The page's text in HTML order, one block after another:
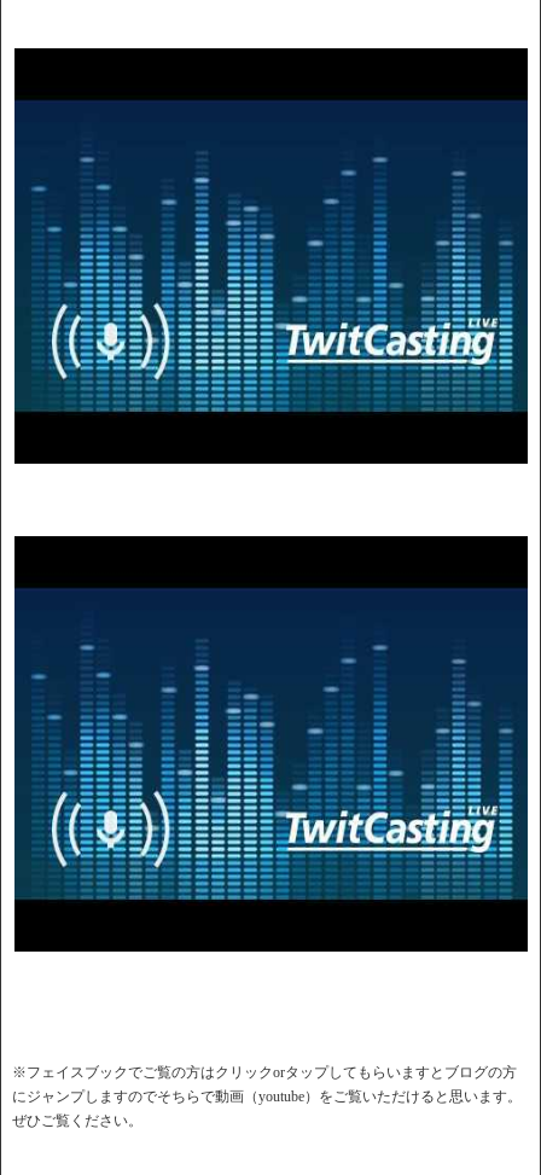
※フェイスブックでご覧の方はクリックorタップしてもらいますとブログの方
にジャンプしますのでそちらで動画（youtube）をご覧いただけると思います。
ぜひご覧ください。